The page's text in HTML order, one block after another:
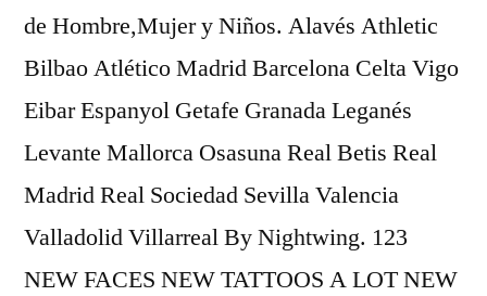
de Hombre,Mujer y Niños. Alavés Athletic
Bilbao Atlético Madrid Barcelona Celta Vigo
Eibar Espanyol Getafe Granada Leganés
Levante Mallorca Osasuna Real Betis Real
Madrid Real Sociedad Sevilla Valencia
Valladolid Villarreal By Nightwing. 123
NEW FACES NEW TATTOOS A LOT NEW